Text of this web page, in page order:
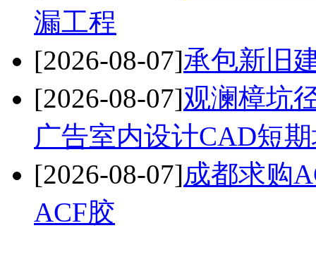
漏工程
[2026-08-07]承包新旧
[2026-08-07]观澜樟坑
广告室内设计CAD短
[2026-08-07]成都求购
ACF胶